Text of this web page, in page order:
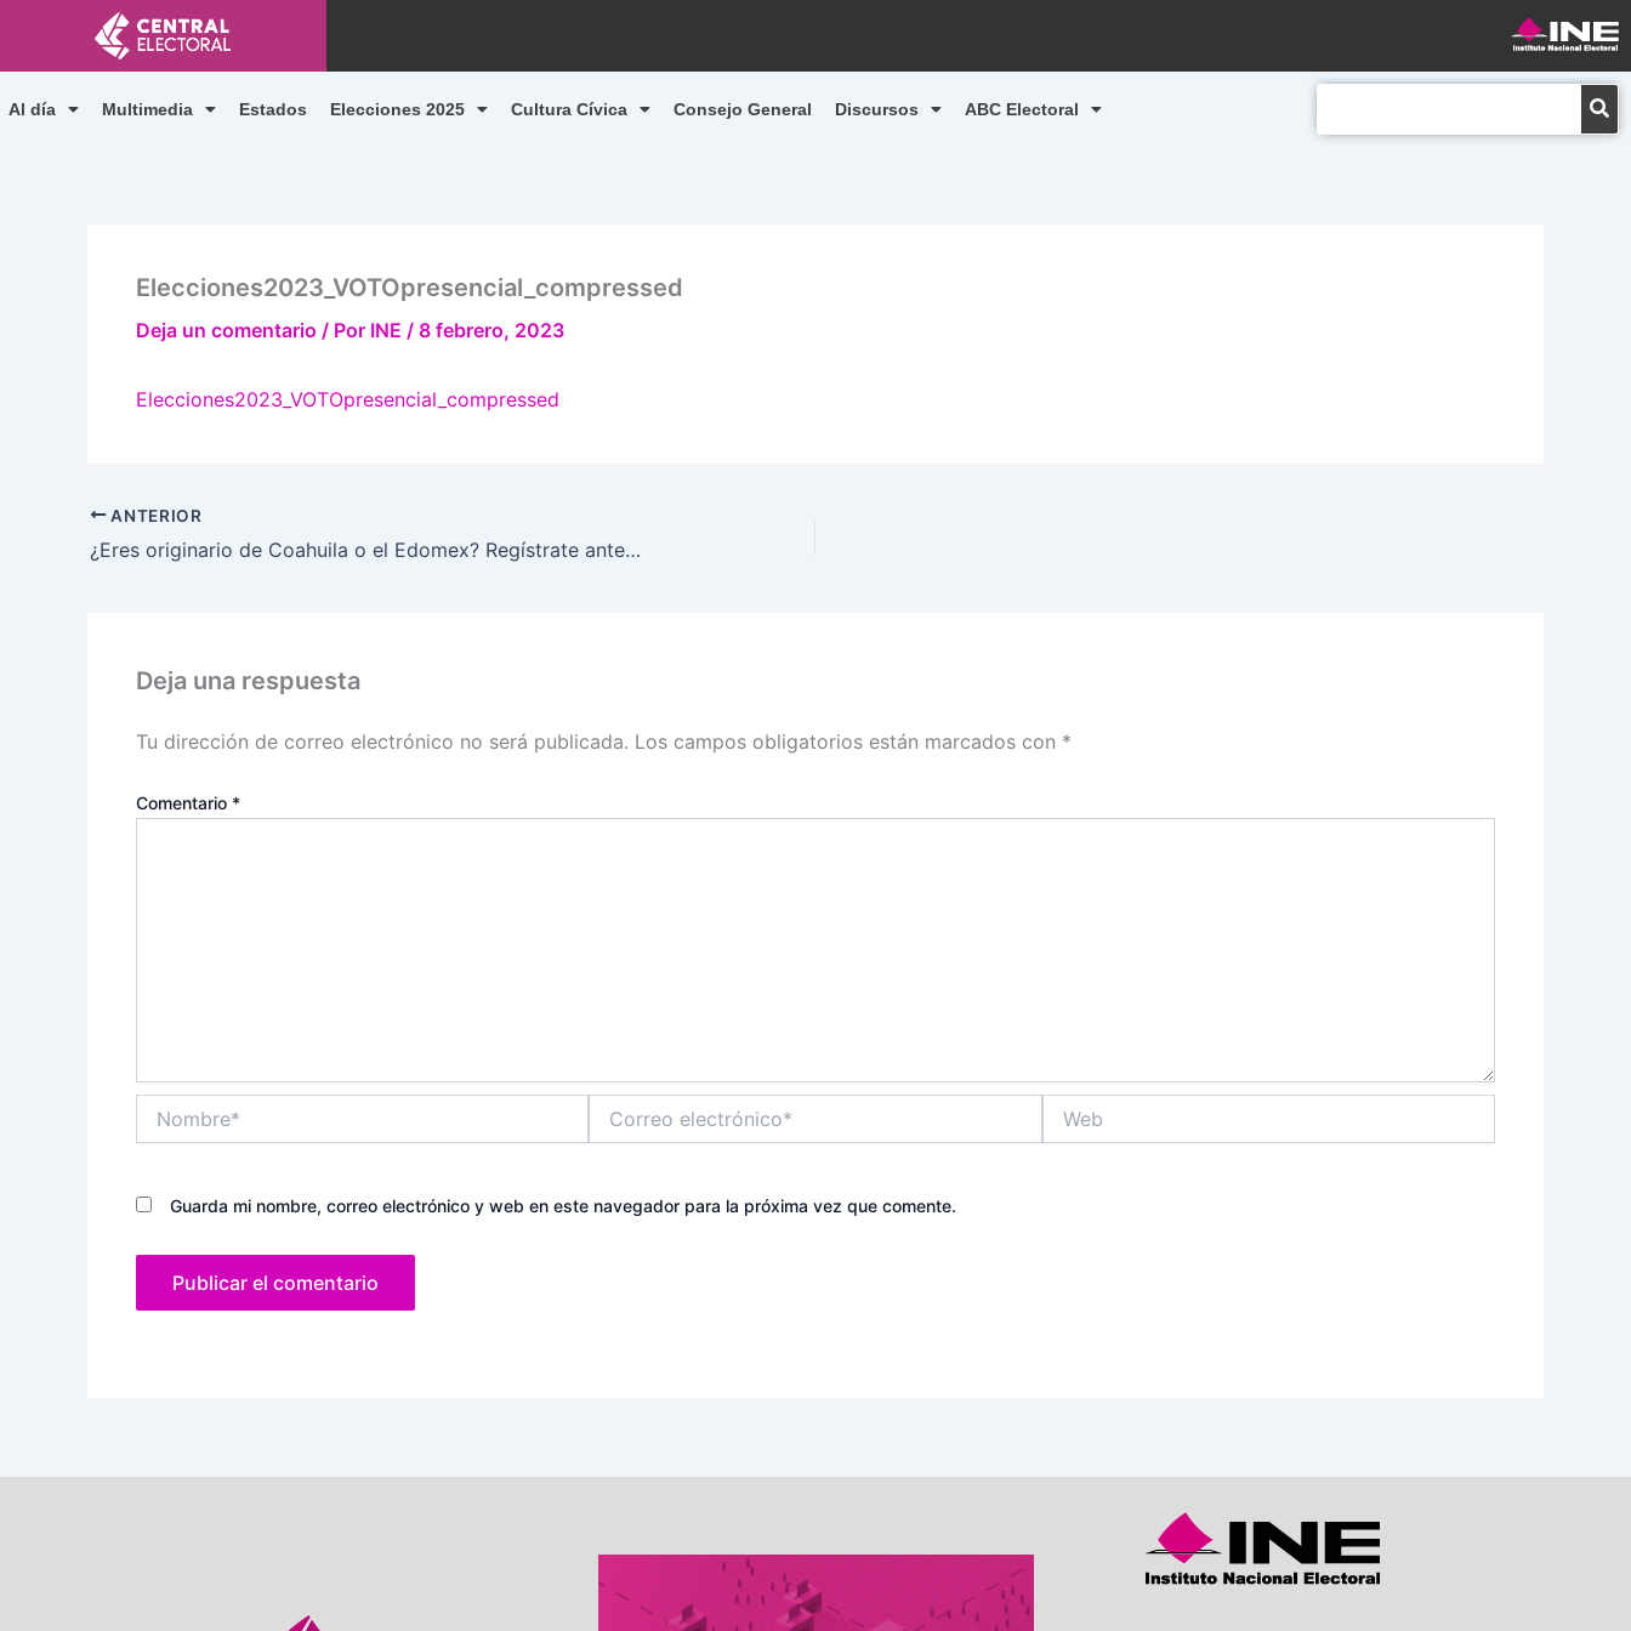
contenido
Al día Multimedia Estados Elecciones 2025 Cultura Cívica Consejo General Discursos ABC Electoral
Elecciones2023_VOTOpresencial_compressed
Deja un comentario / Por INE / 8 febrero, 2023
Elecciones2023_VOTOpresencial_compressed
ANTERIOR
¿Eres originario de Coahuila o el Edomex? Regístrate antes del 10 de marzo y vota desde el exterior el próximo 4 de junio
Deja una respuesta
Tu dirección de correo electrónico no será publicada. Los campos obligatorios están marcados con *
Comentario *
electrónico*
Guarda mi nombre, correo electrónico y web en este navegador para la próxima vez que comente.